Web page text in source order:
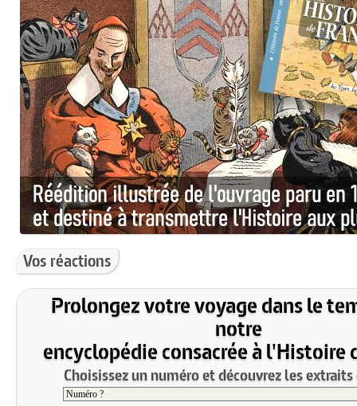
Vos réactions
Prolongez votre voyage dans le
notre
encyclopédie consacrée à l'Histoire
Choisissez un numéro et découvrez les